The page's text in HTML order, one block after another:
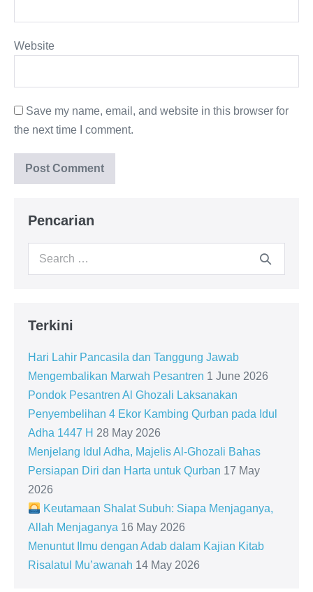
Website
Save my name, email, and website in this browser for
the next time I comment.
Pencarian
Search
Terkini
Hari Lahir Pancasila dan Tanggung Jawab
Mengembalikan Marwah Pesantren 1 June 2026
Pondok Pesantren Al Ghozali Laksanakan
Penyembelihan 4 Ekor Kambing Qurban pada Idul
Adha 1447 H 28 May 2026
Menjelang Idul Adha, Majelis Al-Ghozali Bahas
Persiapan Diri dan Harta untuk Qurban 17 May
2026
Keutamaan Shalat Subuh: Siapa Menjaganya,
Allah Menjaganya 16 May 2026
Menuntut Ilmu dengan Adab dalam Kajian Kitab
Risalatul Mu’awanah 14 May 2026